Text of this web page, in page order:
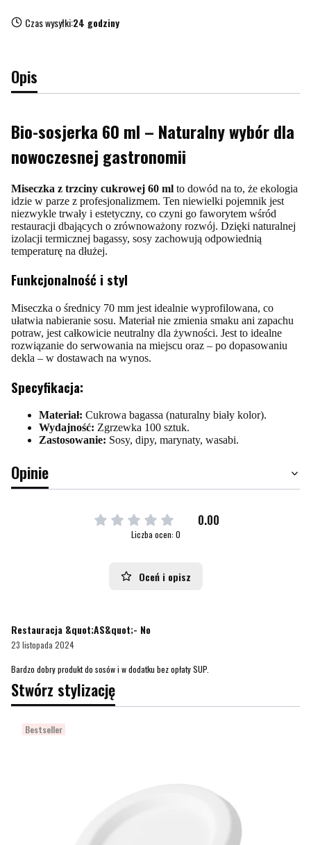
Czas wysyłki:24 godziny
Opis
Bio-sosjerka 60 ml – Naturalny wybór dla
nowoczesnej gastronomii
Miseczka z trzciny cukrowej 60 ml to dowód na to, że ekologia
idzie w parze z profesjonalizmem. Ten niewielki pojemnik jest
niezwykle trwały i estetyczny, co czyni go faworytem wśród
restauracji dbających o zrównoważony rozwój. Dzięki naturalnej
izolacji termicznej bagassy, sosy zachowują odpowiednią
temperaturę na dłużej.
Funkcjonalność i styl
Miseczka o średnicy 70 mm jest idealnie wyprofilowana, co
ułatwia nabieranie sosu. Materiał nie zmienia smaku ani zapachu
potraw, jest całkowicie neutralny dla żywności. Jest to idealne
rozwiązanie do serwowania na miejscu oraz – po dopasowaniu
dekla – w dostawach na wynos.
Specyfikacja:
Materiał: Cukrowa bagassa (naturalny biały kolor).
Wydajność: Zgrzewka 100 sztuk.
Zastosowanie: Sosy, dipy, marynaty, wasabi.
Opinie
0.00
Liczba ocen: 0
Oceń i opisz
Restauracja &quot;AS&quot;- No
23 listopada 2024
Bardzo dobry produkt do sosów i w dodatku bez opłaty SUP.
Stwórz stylizację
Bestseller